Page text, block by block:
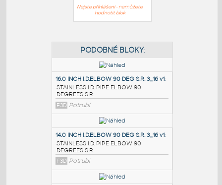
Nejste přihlášeni - nemůžete
hodnotit blok
PODOBNÉ BLOKY
16.0 INCH I.D.ELBOW 90 DEG S.R. 3_16 v1
STAINLESS I.D. PIPE ELBOW 90
DEGREES S.R.